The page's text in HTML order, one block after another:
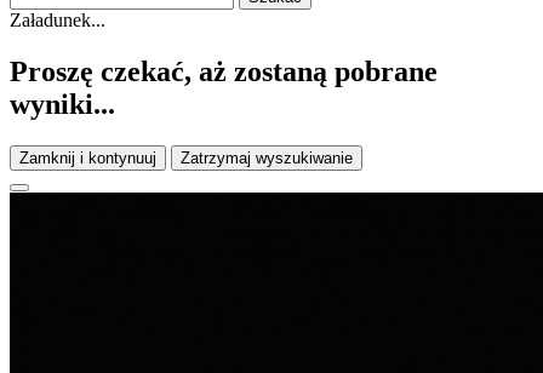
Załadunek...
Proszę czekać, aż zostaną pobrane
wyniki...
Zamknij i kontynuuj Zatrzymaj wyszukiwanie